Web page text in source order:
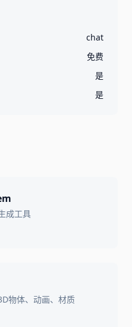
chat
免费
是
是
成工具
物体、动画、材质